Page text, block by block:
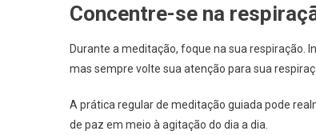
Concentre-se na
Durante a meditação, foque na sua respiração.
mas sempre volte sua atenção para sua
A prática regular de meditação guiada pode
de paz em meio à agitação do dia a dia.